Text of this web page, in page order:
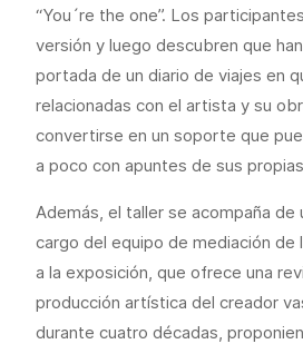
“You´re the one”. Los
versión y luego descubren que
portada de un diario de viajes en
relacionadas con el artista y su
convertirse en un soporte que
a poco con apuntes de sus
Además, el taller se acompaña de
cargo del equipo de mediación de
a la exposición, que ofrece una
producción artística del creador
durante cuatro décadas,